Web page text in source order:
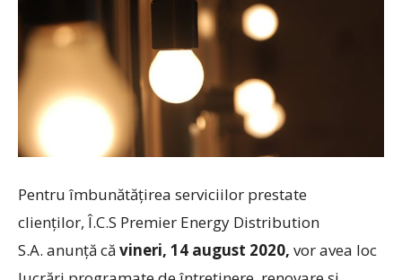
Pentru îmbunătățirea serviciilor prestate
clienţilor, Î.C.S Premier Energy Distribution
S.A. anunţă că vineri, 14 august 2020, vor avea loc